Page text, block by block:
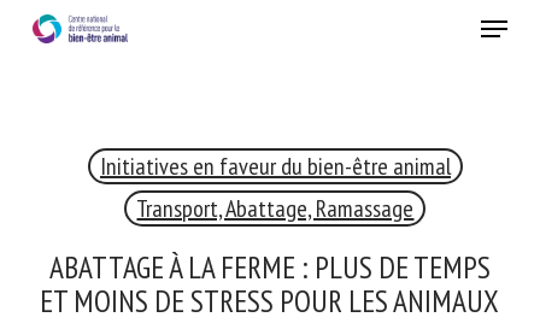
Menu
Initiatives en faveur du bien-être animal
Transport, Abattage, Ramassage
ABATTAGE À LA FERME : PLUS DE TEMPS
ET MOINS DE STRESS POUR LES ANIMAUX
RECEVEZ CHAQUE MOIS GRATUITEMENT
LES DERNIÈRES ACTUALITÉS SUR LE BIEN-ÊTRE
ANIMAL